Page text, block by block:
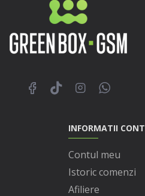
INFORMATII CONT
Contul meu
Istoric comenzi
Afiliere